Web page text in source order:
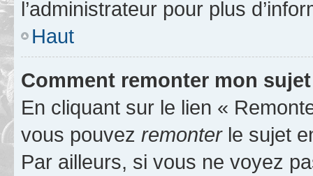
l’administrateur pour plus
Haut
Comment remonter mon
En cliquant sur le lien «
vous pouvez remonterle sujet
Par ailleurs, si vous ne voyez